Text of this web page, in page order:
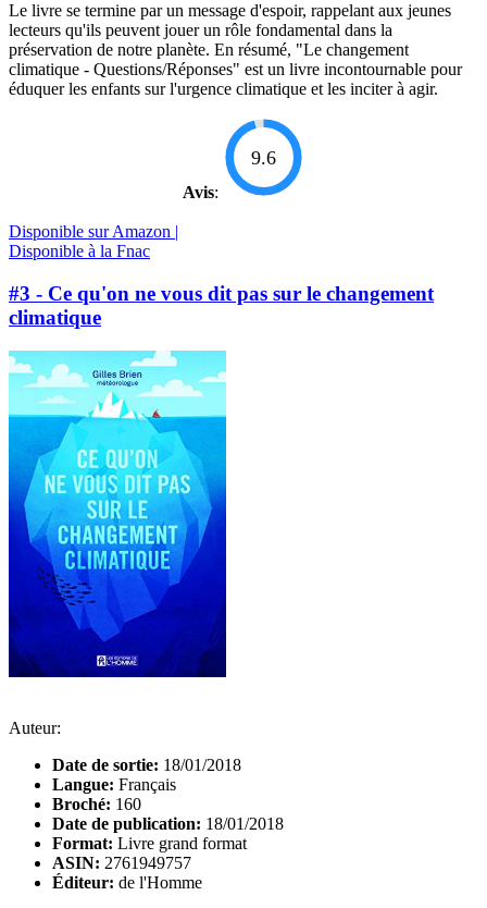
Le livre se termine par un message d'espoir, rappelant aux jeunes
lecteurs qu'ils peuvent jouer un rôle fondamental dans la
préservation de notre planète. En résumé, "Le changement
climatique - Questions/Réponses" est un livre incontournable pour
éduquer les enfants sur l'urgence climatique et les inciter à agir.
Avis:
9.6
Disponible sur Amazon |
Disponible à la Fnac
#3 - Ce qu'on ne vous dit pas sur le changement
climatique
Auteur:
Date de sortie: 18/01/2018
Langue: Français
Broché: 160
Date de publication: 18/01/2018
Format: Livre grand format
ASIN: 2761949757
Éditeur: de l'Homme